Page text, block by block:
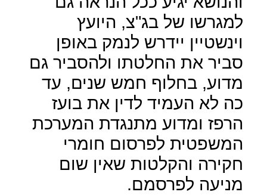
למגרשו של בג"צ, היועץ
וינשטיין יידרש לנמק באופן
סביר את החלטתו ולהסביר גם
מדוע, בחלוף חמש שנים, עד
כה לא העמיד לדין את בועז
הרפז ומדוע מתנגדת המערכת
המשפטית לפרסום חומרי
חקירה והקלטות שאין שום
מניעה לפרסמם.